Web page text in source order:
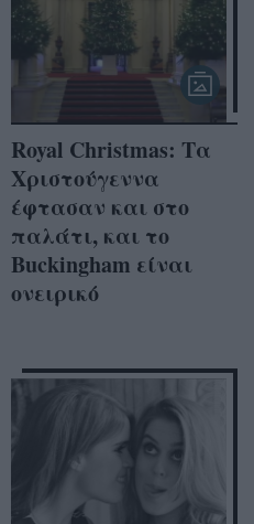
Royal Christmas: Τα
Χριστούγεννα
έφτασαν και στο
παλάτι, και το
Buckingham είναι
ονειρικό